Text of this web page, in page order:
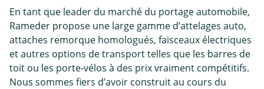
En tant que leader du marché du portage automobile,
Rameder propose une large gamme d’attelages auto,
attaches remorque homologués, faisceaux électriques
et autres options de transport telles que les barres de
toit ou les porte-vélos à des prix vraiment compétitifs.
Nous sommes fiers d’avoir construit au cours du